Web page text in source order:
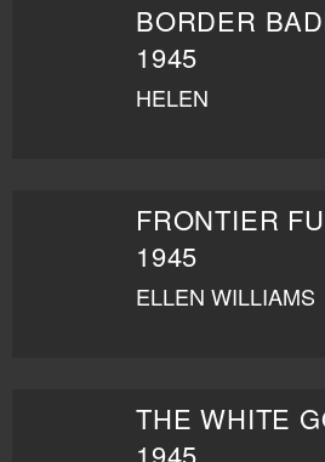
BORDER
1945
HELEN
FRONTIER
1945
ELLEN WILLIAMS
THE WHITE
1945